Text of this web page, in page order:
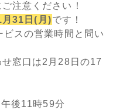
注意ください！
31日(月)です！
ビスの営業時間と問い
窓口は2月28日の17
後11時59分